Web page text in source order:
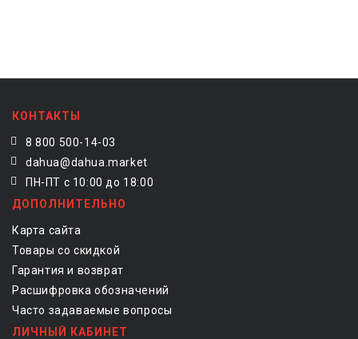
КОНТАКТЫ
8 800 500-14-03
dahua@dahua.market
ПН-ПТ с 10:00 до 18:00
ДОПОЛНИТЕЛЬНО
Карта сайта
Товары со скидкой
Гарантия и возврат
Расшифровка обозначений
Часто задаваемые вопросы
ЛИЧНЫЙ КАБИНЕТ